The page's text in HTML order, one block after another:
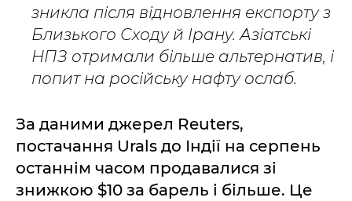
зникла після відновлення експорту з
Близького Сходу й Ірану. Азіатські
НПЗ отримали більше альтернатив, і
попит на російську нафту ослаб.
За даними джерел Reuters,
постачання Urals до Індії на серпень
останнім часом продавалися зі
знижкою $10 за барель і більше. Це